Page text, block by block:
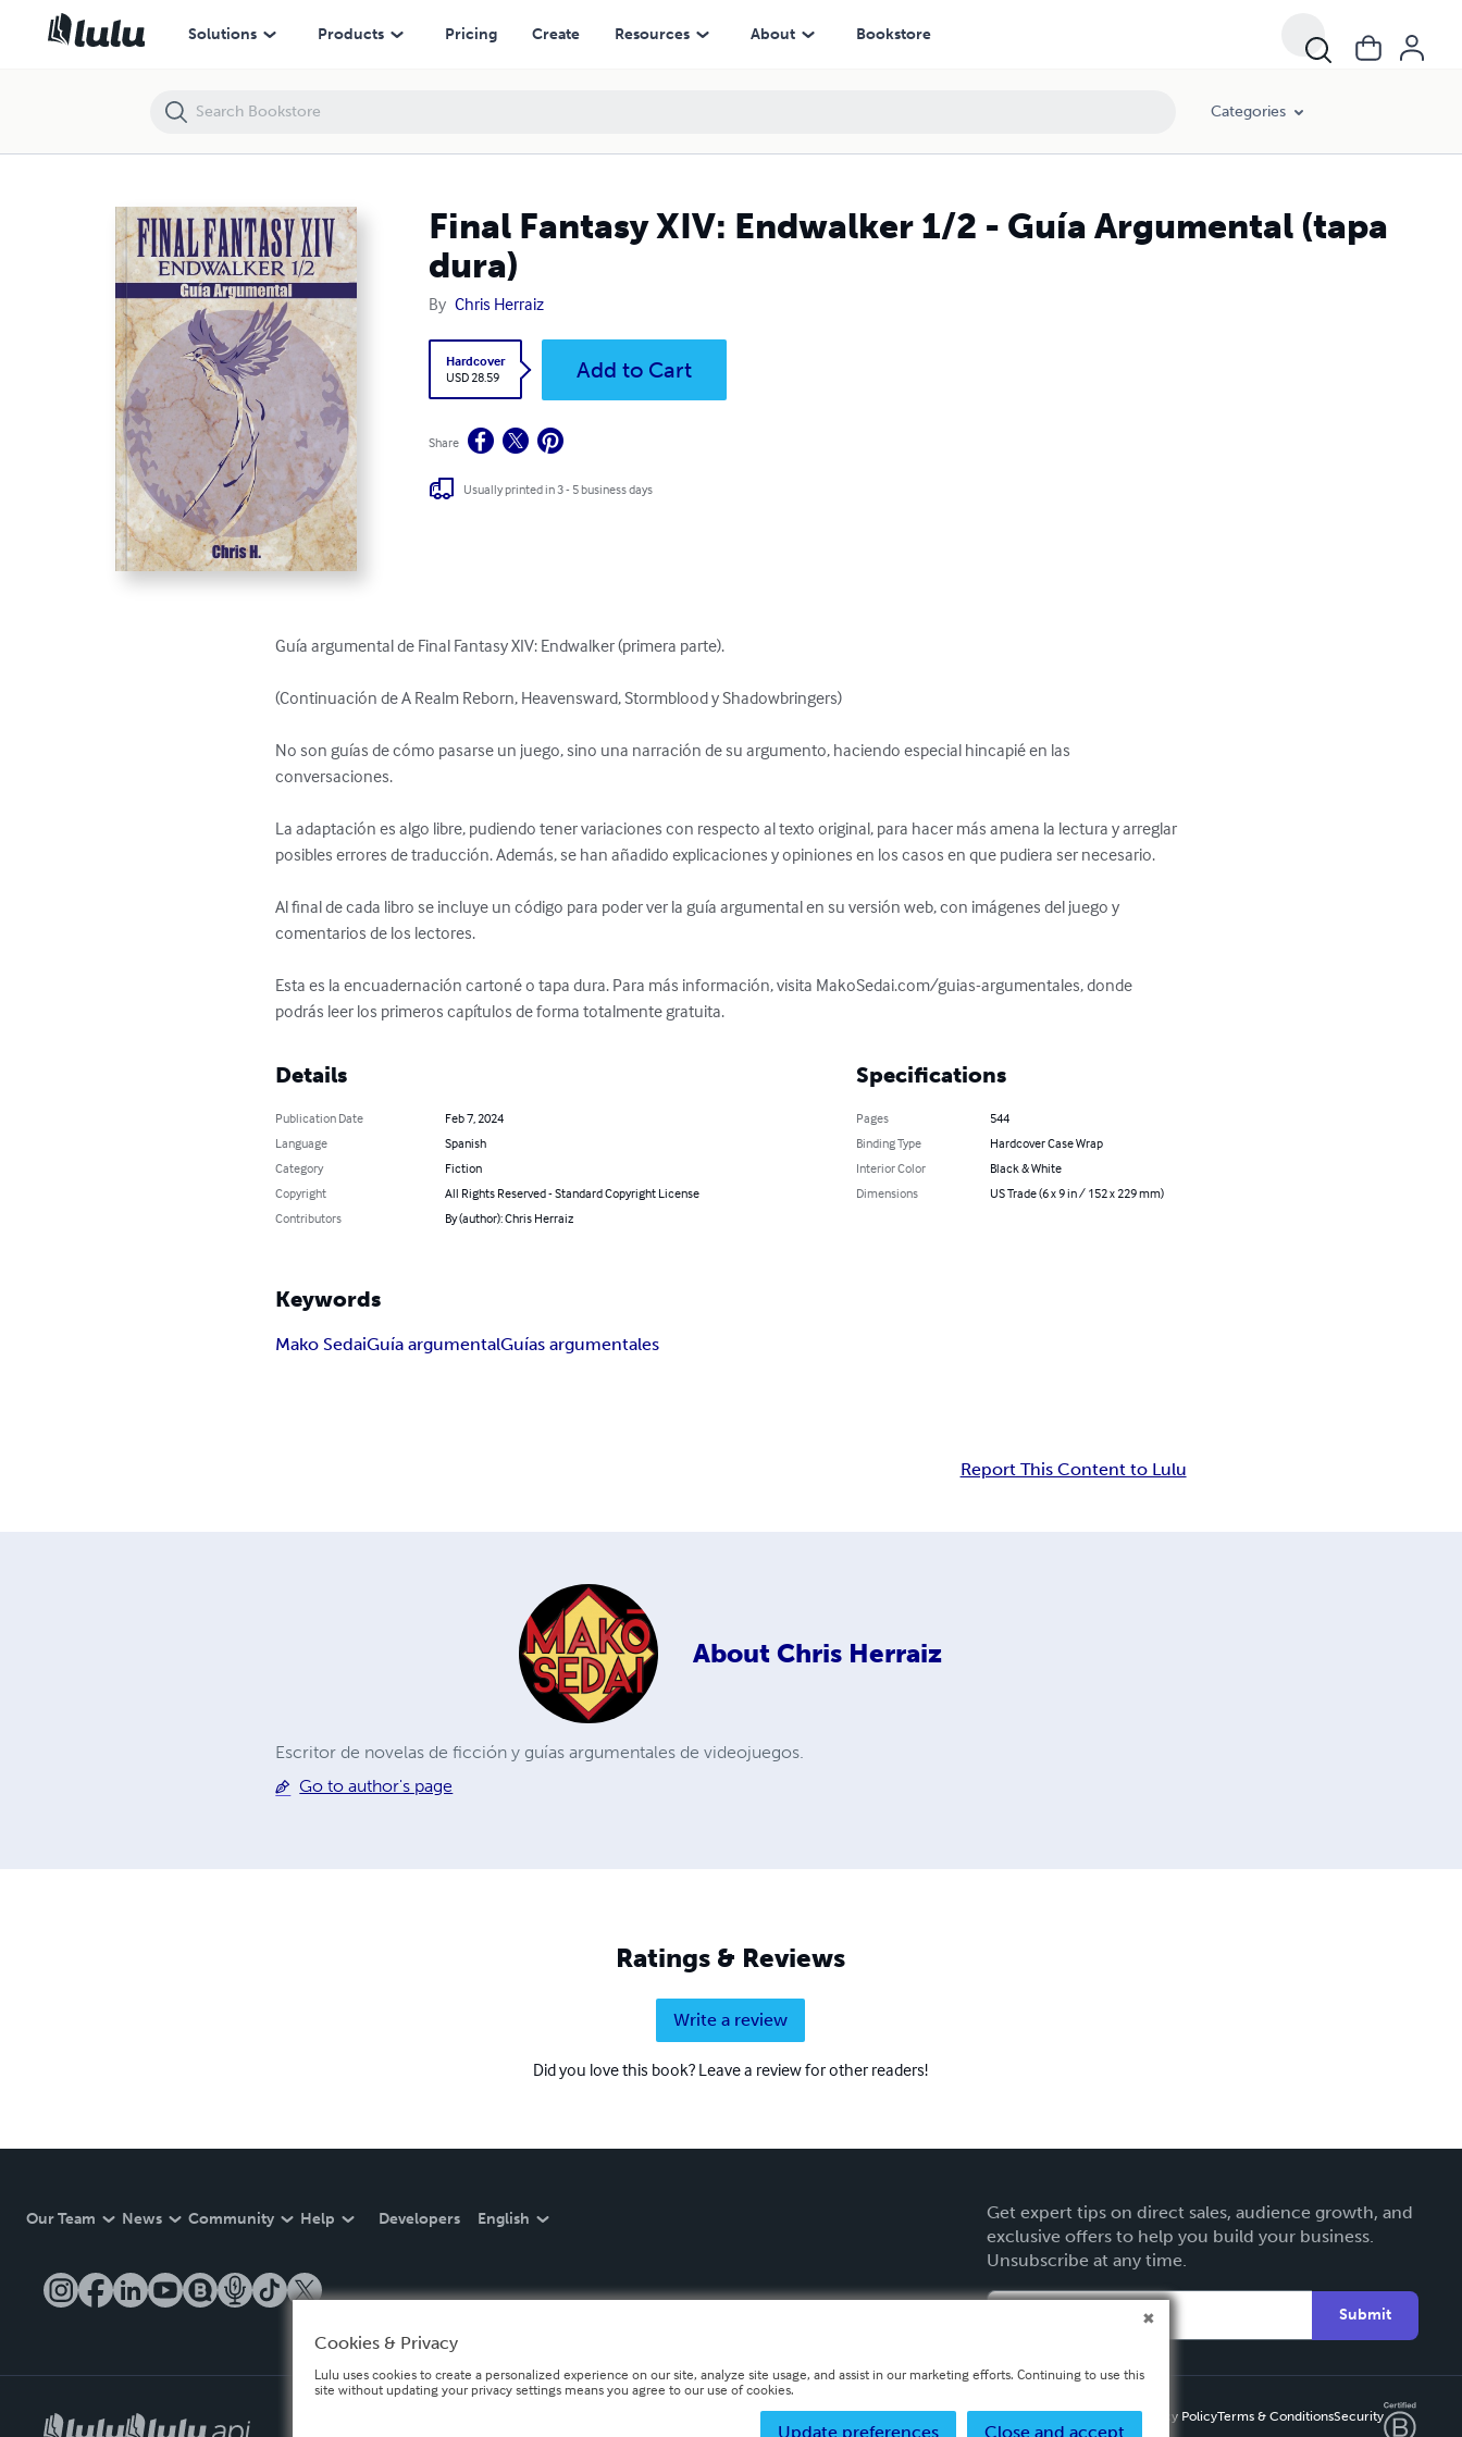
Solutions Products Pricing Create Resources About Bookstore
Categories
Final Fantasy XIV: Endwalker 1/2 - Guía Argumental (tapa
dura)
By Chris Herraiz
Hardcover
USD 28.59
Add to Cart
Share
Usually printed in 3 - 5 business days
Guía argumental de Final Fantasy XIV: Endwalker (primera parte).
(Continuación de A Realm Reborn, Heavensward, Stormblood y Shadowbringers)
No son guías de cómo pasarse un juego, sino una narración de su argumento, haciendo especial hincapié en las
conversaciones.
La adaptación es algo libre, pudiendo tener variaciones con respecto al texto original, para hacer más amena la lectura y arreglar
posibles errores de traducción. Además, se han añadido explicaciones y opiniones en los casos en que pudiera ser necesario.
Al final de cada libro se incluye un código para poder ver la guía argumental en su versión web, con imágenes del juego y
comentarios de los lectores.
Esta es la encuadernación cartoné o tapa dura. Para más información, visita MakoSedai.com/guias-argumentales, donde
podrás leer los primeros capítulos de forma totalmente gratuita.
Details
Publication Date
Feb 7, 2024
Language
Spanish
Category
Fiction
Copyright
All Rights Reserved - Standard Copyright License
Contributors
By (author): Chris Herraiz
Specifications
Pages
544
Binding Type
Hardcover Case Wrap
Interior Color
Black & White
Dimensions
US Trade (6 x 9 in / 152 x 229 mm)
Keywords
Mako SedaiGuía argumentalGuías argumentales
Report This Content to Lulu
About Chris Herraiz
Escritor de novelas de ficción y guías argumentales de videojuegos.
Go to author's page
Ratings & Reviews
Write a review
Did you love this book? Leave a review for other readers!
Our Team News Community Help Developers English
Get expert tips on direct sales, audience growth, and
exclusive offers to help you build your business.
Unsubscribe at any time.
Submit
Privacy PolicyTerms & ConditionsSecurity
Final Fantasy XIV: Endwalker 1/2 - Guía Argumental (tapa dura)
Cookies & Privacy
Lulu uses cookies to create a personalized experience on our site, analyze site usage, and assist in our marketing efforts. Continuing to use this
site without updating your privacy settings means you agree to our use of cookies.
Close and accept
Update preferences